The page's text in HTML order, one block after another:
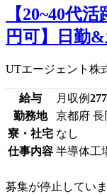
【20~40代
円可】日勤
UTエージェント株
給与 月収例
勤務地
京都府 長
寮・社宅 なし
仕事内容 半導体工
募集が停止してい